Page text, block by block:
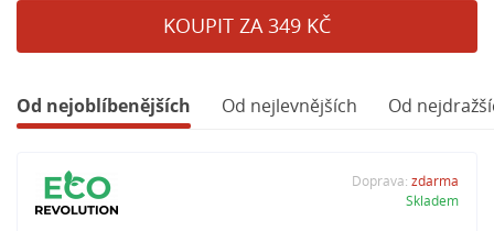
KOUPIT ZA 349 KČ
Od nejoblíbenějších Od nejlevnějších Od
Doprava: zdarma
Skladem